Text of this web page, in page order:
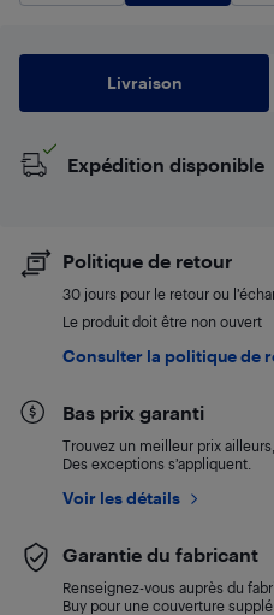
Livraison
Expédition disponible
Politique de retour
30 jours pour le retour ou
Le produit doit être non ouvert
Consulter la politique de
Bas prix garanti
Trouvez un meilleur prix
Des exceptions s’appliquent.
Voir les détails
Garantie du fabricant
Renseignez-vous auprès du
Buy pour une couverture